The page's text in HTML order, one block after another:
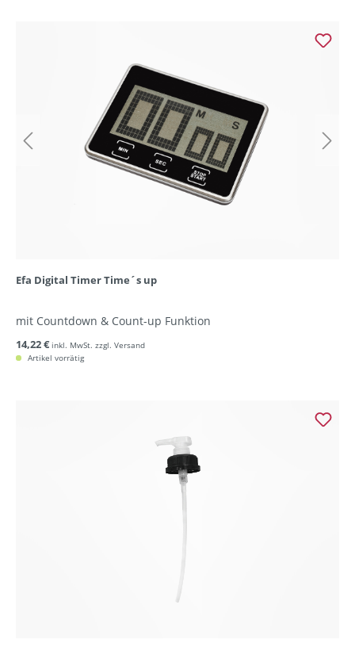
Efa Digital Timer Time´s up
mit Countdown & Count-up Funktion
14,22 € inkl. MwSt. zzgl. Versand
Artikel vorrätig